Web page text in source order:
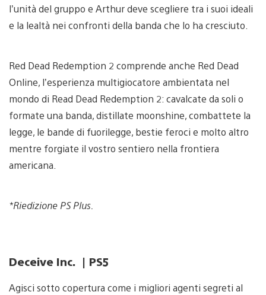
l’unità del gruppo e Arthur deve scegliere tra i suoi ideali
e la lealtà nei confronti della banda che lo ha cresciuto.
Red Dead Redemption 2 comprende anche Red Dead
Online, l’esperienza multigiocatore ambientata nel
mondo di Read Dead Redemption 2: cavalcate da soli o
formate una banda, distillate moonshine, combattete la
legge, le bande di fuorilegge, bestie feroci e molto altro
mentre forgiate il vostro sentiero nella frontiera
americana.
*Riedizione PS Plus.
Deceive Inc. | PS5
Agisci sotto copertura come i migliori agenti segreti al